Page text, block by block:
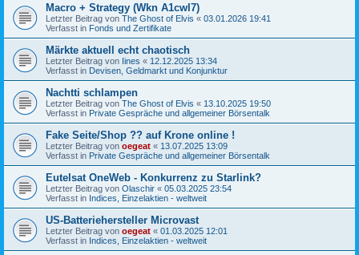
Macro + Strategy (Wkn A1cwl7)
Letzter Beitrag von The Ghost of Elvis « 03.01.2026 19:41
Verfasst in Fonds und Zertifikate
Märkte aktuell echt chaotisch
Letzter Beitrag von Iines « 12.12.2025 13:34
Verfasst in Devisen, Geldmarkt und Konjunktur
Nachtti schlampen
Letzter Beitrag von The Ghost of Elvis « 13.10.2025 19:50
Verfasst in Private Gespräche und allgemeiner Börsentalk
Fake Seite/Shop ?? auf Krone online !
Letzter Beitrag von oegeat « 13.07.2025 13:09
Verfasst in Private Gespräche und allgemeiner Börsentalk
Eutelsat OneWeb - Konkurrenz zu Starlink?
Letzter Beitrag von Olaschir « 05.03.2025 23:54
Verfasst in Indices, Einzelaktien - weltweit
US-Batteriehersteller Microvast
Letzter Beitrag von oegeat « 01.03.2025 12:01
Verfasst in Indices, Einzelaktien - weltweit